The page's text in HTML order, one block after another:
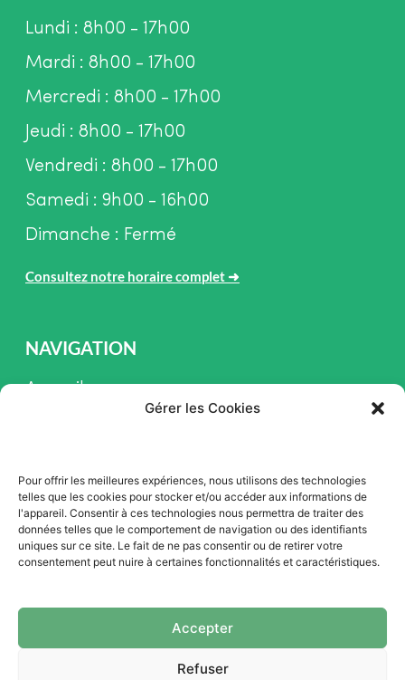
Gérer les Cookies
Pour offrir les meilleures expériences, nous utilisons des technologies
telles que les cookies pour stocker et/ou accéder aux informations de
l'appareil. Consentir à ces technologies nous permettra de traiter des
données telles que le comportement de navigation ou des identifiants
uniques sur ce site. Le fait de ne pas consentir ou de retirer votre
consentement peut nuire à certaines fonctionnalités et caractéristiques.
Accepter
Refuser
Lundi : 8h00 - 17h00
Mardi : 8h00 - 17h00
Mercredi : 8h00 - 17h00
Jeudi : 8h00 - 17h00
Vendredi : 8h00 - 17h00
Samedi : 9h00 - 16h00
Dimanche : Fermé
Consultez notre horaire complet ➜
NAVIGATION
Accueil
Promotion
Blogue
Nous contacter